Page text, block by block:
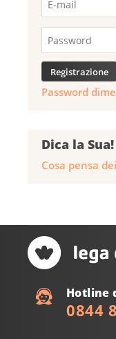
Password
Dica la Sua!
Cosa pensa
Hotline
0844